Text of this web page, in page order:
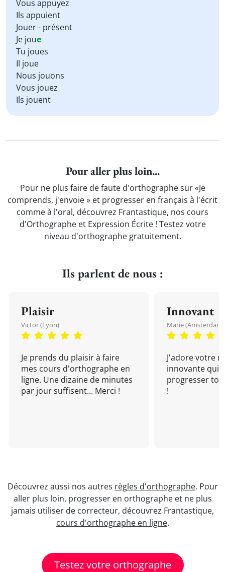
Vous appuyez
Ils appuient
Jouer - présent
Je joue
Tu joues
Il joue
Nous jouons
Vous jouez
Ils jouent
Pour aller plus loin...
Pour ne plus faire de faute d'orthographe sur «Je
comprends, j'envoie » et progresser en français à l'écrit
comme à l'oral, découvrez Frantastique, nos cours
d'Orthographe et Expression Écrite ! Testez votre
niveau d'orthographe gratuitement.
Ils parlent de nous :
Plaisir
Victor (Lyon)
Je prends du plaisir à faire
mes cours d'orthographe en
ligne. Une dizaine de minutes
par jour suffisent... Merci !
Innovant
Marie (Amsterdam)
J'adore votre
innovante qui
progresser
!
Découvrez aussi nos autres règles d'orthographe. Pour
aller plus loin, progresser en orthographe et ne plus
jamais utiliser de correcteur, découvrez Frantastique,
cours d'orthographe en ligne.
Testez votre orthographe